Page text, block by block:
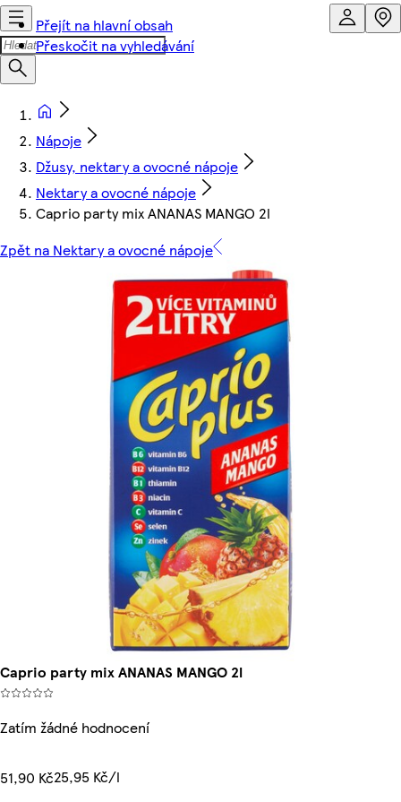
Přejít na hlavní obsah
Přeskočit na vyhledávání
Nápoje
Džusy, nektary a ovocné nápoje
Nektary a ovocné nápoje
Caprio party mix ANANAS MANGO 2l
Zpět na Nektary a ovocné nápoje
Caprio party mix ANANAS MANGO 2l
Zatím žádné hodnocení
51,90 Kč25,95 Kč/l